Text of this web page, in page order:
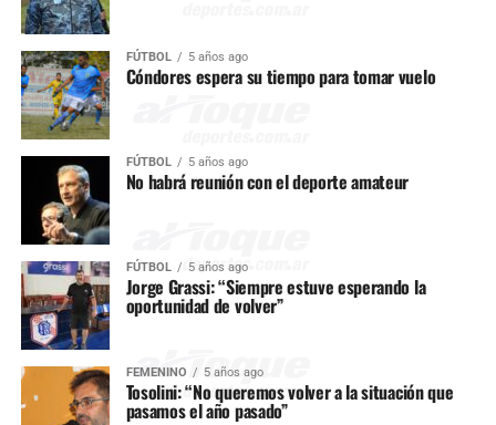
FÚTBOL 5 años ago
Cóndores espera su tiempo para tomar vuelo
FÚTBOL 5 años ago
No habrá reunión con el deporte amateur
FÚTBOL 5 años ago
Jorge Grassi: “Siempre estuve esperando la
oportunidad de volver”
FEMENINO 5 años ago
Tosolini: “No queremos volver a la situación que
pasamos el año pasado”